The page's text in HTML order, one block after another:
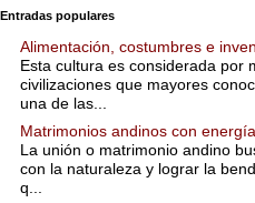
Entradas populares
Alimentación, costumbres e
Esta cultura es considerada por
civilizaciones que mayores
una de las...
Matrimonios andinos con
La unión o matrimonio andino
con la naturaleza y lograr la
q...